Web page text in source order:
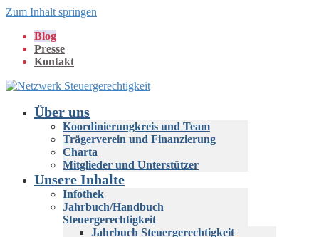
Zum Inhalt springen
Blog
Presse
Kontakt
Über uns
Koordinierungkreis und Team
Trägerverein und Finanzierung
Charta
Mitglieder und Unterstützer
Unsere Inhalte
Infothek
Jahrbuch/Handbuch
Steuergerechtigkeit
Jahrbuch Steuergerechtigkeit